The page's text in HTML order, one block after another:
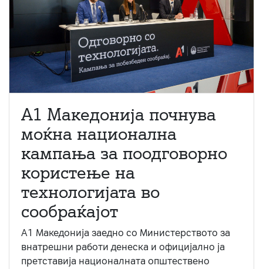
A1 Македонија почнува
моќна национална
кампања за поодговорно
користење на
технологијата во
сообраќајот
A1 Македонија заедно со Министерството за
внатрешни работи денеска и официјално ја
претставија националната општествено